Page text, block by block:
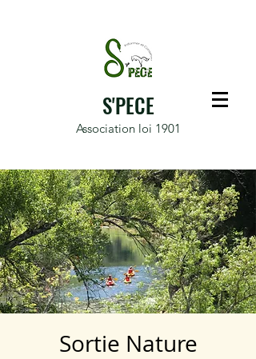
Association loi 1901
S'PECE
Sortie Nature